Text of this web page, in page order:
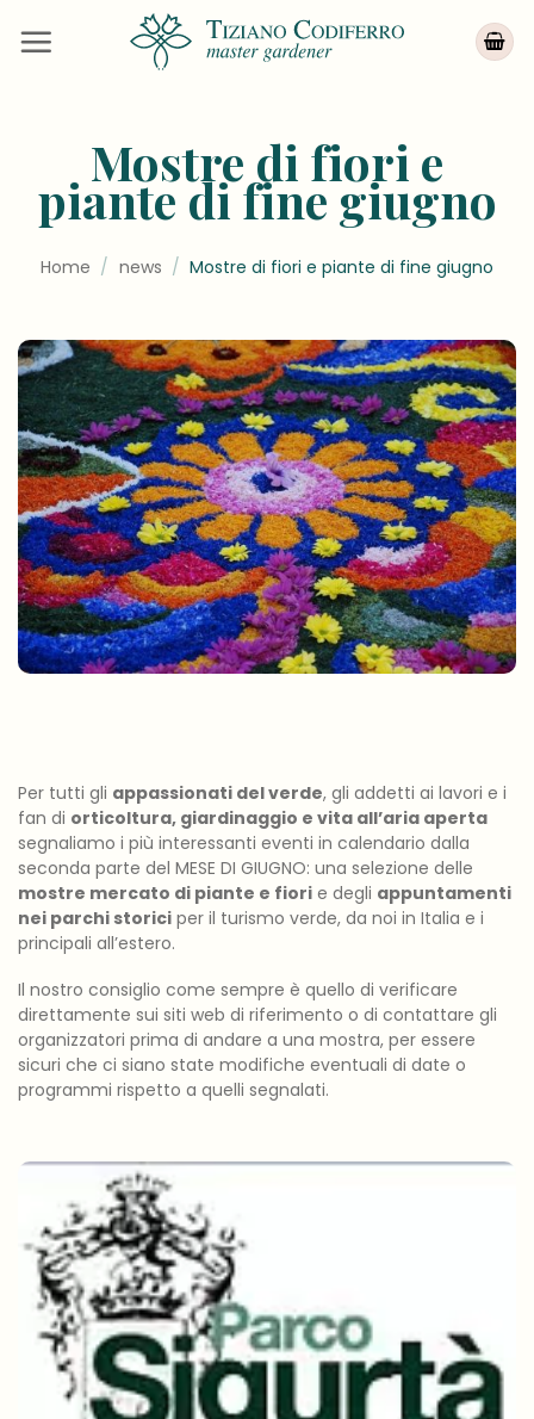
Mostre di fiori e
piante di fine giugno
Home / news / Mostre di fiori e piante di fine giugno
Per tutti gli appassionati del verde, gli addetti ai lavori e i
fan di orticoltura, giardinaggio e vita all’aria aperta
segnaliamo i più interessanti eventi in calendario dalla
seconda parte del MESE DI GIUGNO: una selezione delle
mostre mercato di piante e fiori e degli appuntamenti
nei parchi storici per il turismo verde, da noi in Italia e i
principali all’estero.
Il nostro consiglio come sempre è quello di verificare
direttamente sui siti web di riferimento o di contattare gli
organizzatori prima di andare a una mostra, per essere
sicuri che ci siano state modifiche eventuali di date o
programmi rispetto a quelli segnalati.